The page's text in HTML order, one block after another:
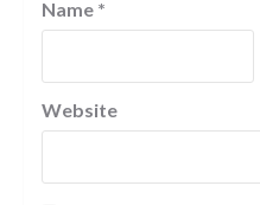
Name *
Website